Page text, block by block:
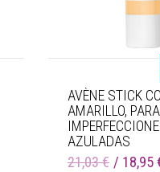
AVÈNE STICK
AMARILLO, PARA
AZULADAS
21,03 €
18,95